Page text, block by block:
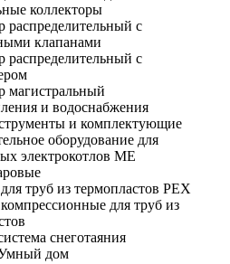
коллекторы
распределительный с
клапанами
распределительный с
магистральный
и водоснабжения
и комплектующие
оборудование для
электрокотлов МЕ
труб из термопластов PEX
для труб из
снеготаяния
дом